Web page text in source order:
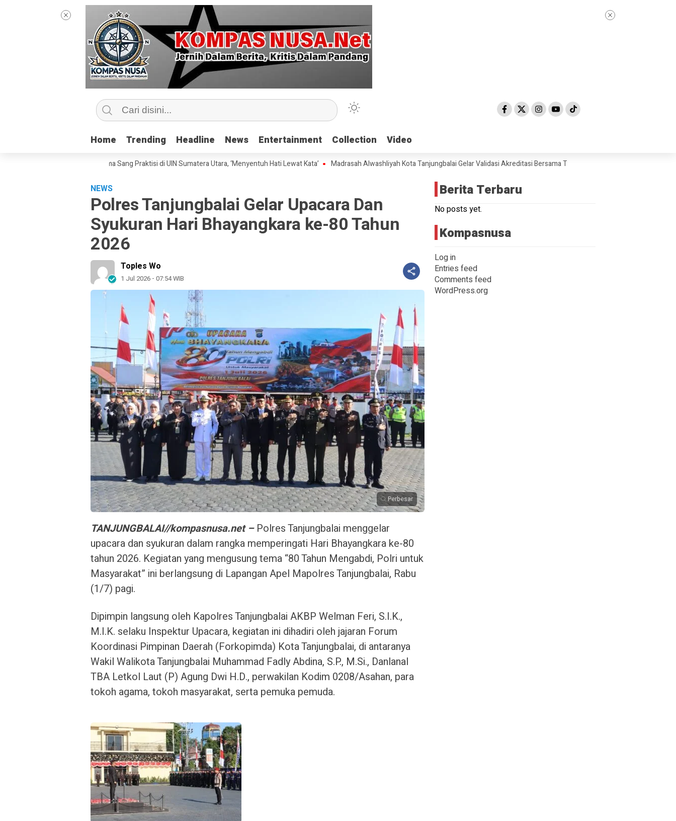
Home Trending Headline News Entertainment Collection Video
Home Trending Headline News Entertainment Collection Video
Kelas Jurnalisme Bersama Sang Praktisi di UIN Sumatera Utara, ‘Menyentuh Hati Lewat Kata’ Madrasah Alwashliyah Kota Tanjungbalai Gelar Validasi Akreditasi Bersama Tim Asesor BAN-PDM Tahun 2026
NEWS
Polres Tanjungbalai Gelar Upacara Dan
Syukuran Hari Bhayangkara ke-80 Tahun
2026
Toples Wo
1 Jul 2026 - 07:54 WIB
Perbesar
TANJUNGBALAI//kompasnusa.net –Polres Tanjungbalai menggelar
upacara dan syukuran dalam rangka memperingati Hari Bhayangkara ke-80
tahun 2026. Kegiatan yang mengusung tema “80 Tahun Mengabdi, Polri untuk
Masyarakat” ini berlangsung di Lapangan Apel Mapolres Tanjungbalai, Rabu
(1/7) pagi.
Dipimpin langsung oleh Kapolres Tanjungbalai AKBP Welman Feri, S.I.K.,
M.I.K. selaku Inspektur Upacara, kegiatan ini dihadiri oleh jajaran Forum
Koordinasi Pimpinan Daerah (Forkopimda) Kota Tanjungbalai, di antaranya
Wakil Walikota Tanjungbalai Muhammad Fadly Abdina, S.P., M.Si., Danlanal
TBA Letkol Laut (P) Agung Dwi H.D., perwakilan Kodim 0208/Asahan, para
tokoh agama, tokoh masyarakat, serta pemuka pemuda.
Berita Terbaru
No posts yet.
Kompasnusa
Log in
Entries feed
Comments feed
WordPress.org